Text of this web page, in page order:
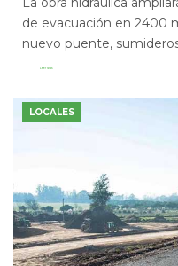
de evacuación en 2400
nuevo puente,
Leer Más
LOCALES